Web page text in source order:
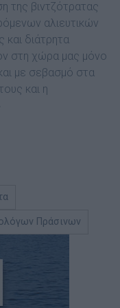
της βιντζότρατας
αλιευτικών
και διάτρητα
στη χώρα μας μόνο
με σεβασμό στα
και η
Πράσινων